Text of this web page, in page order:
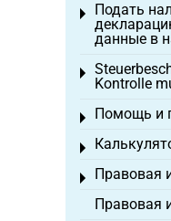
Подать
данные в
Toggle menu
Kontrolle
Toggle menu
Помощь и
Toggle menu
Toggle menu
Правовая
Toggle menu
Правовая